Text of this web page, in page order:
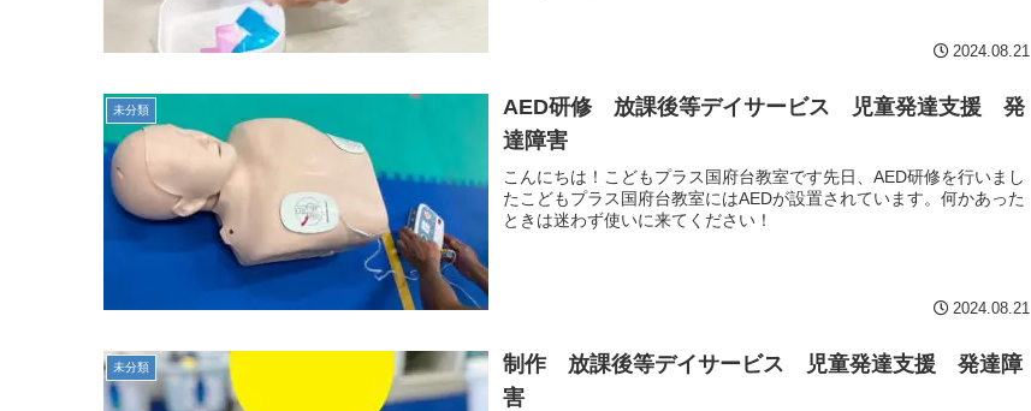
2024.08.21
未分類
AED研修 放課後等デイサービス 児童発達支援 発
達障害
こんにちは！こどもプラス国府台教室です先日、AED研修を行いまし
たこどもプラス国府台教室にはAEDが設置されています。何かあった
ときは迷わず使いに来てください！
2024.08.21
未分類
制作 放課後等デイサービス 児童発達支援 発達障
害